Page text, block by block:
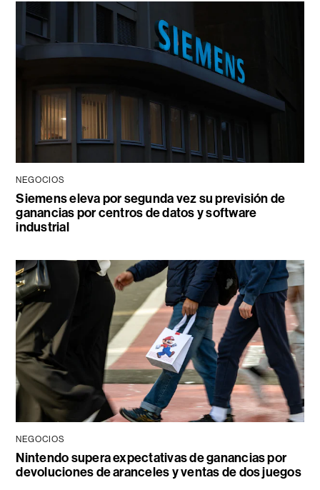
NEGOCIOS
Siemens eleva por segunda vez su previsión de
ganancias por centros de datos y software
industrial
NEGOCIOS
Nintendo supera expectativas de ganancias por
devoluciones de aranceles y ventas de dos juegos